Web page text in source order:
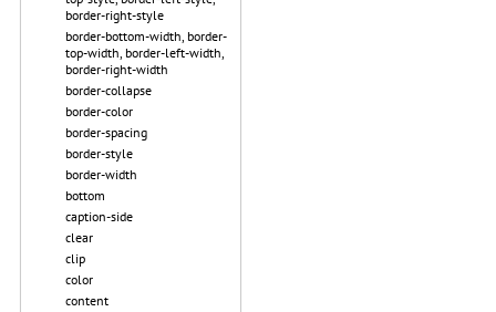
border-right-style
border-bottom-width, border-
top-width, border-left-width,
border-right-width
border-collapse
border-color
border-spacing
border-style
border-width
bottom
caption-side
clear
clip
color
content